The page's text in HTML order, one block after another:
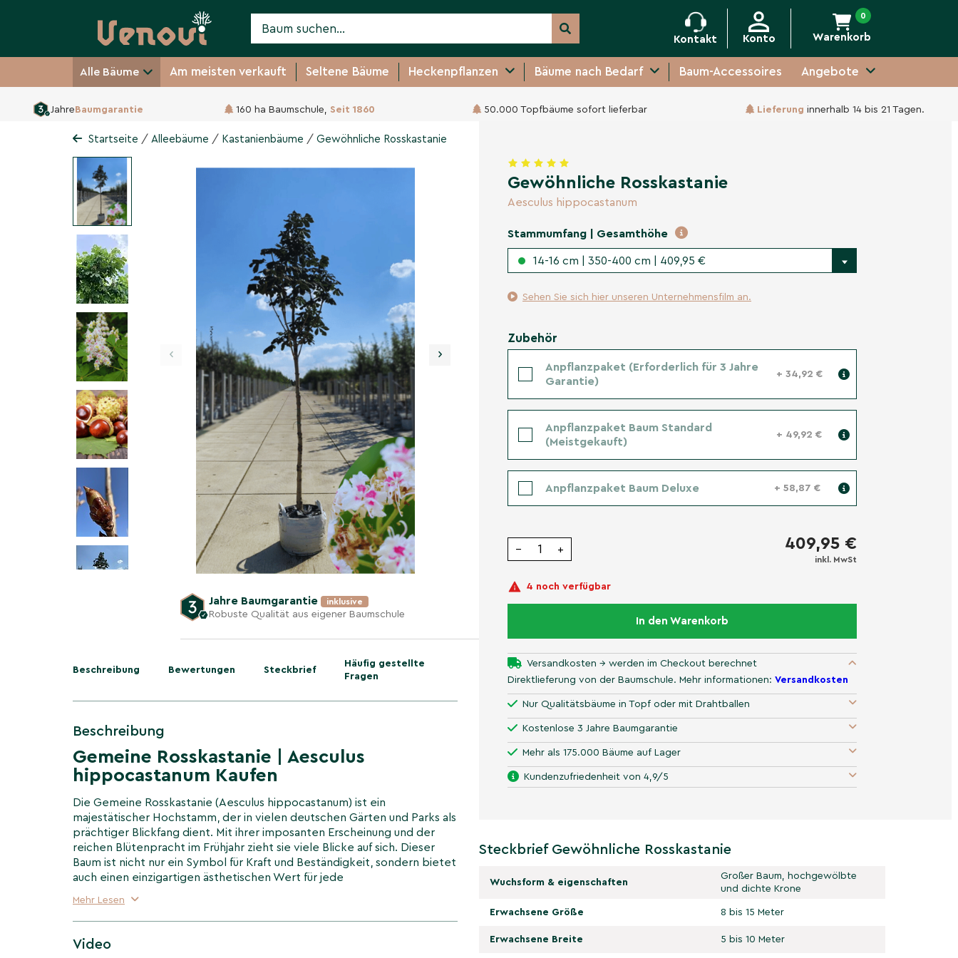
Kontakt Konto Warenkorb
0
Alle Bäume Am meisten verkauft Seltene Bäume Heckenpflanzen Bäume nach Bedarf Baum-Accessoires Angebote
JahreBaumgarantie 160 ha Baumschule, Seit 1860 50.000 Topfbäume sofort lieferbar Lieferung innerhalb 14 bis 21 Tagen.
Gewöhnliche Rosskastanie
Aesculus hippocastanum
Startseite / Alleebäume / Kastanienbäume / Gewöhnliche Rosskastanie
‹ ›
Jahre Baumgarantie inklusive
Robuste Qualität aus eigener Baumschule
Beschreibung Bewertungen Steckbrief
Häufig gestellte
Fragen
Beschreibung
Gemeine Rosskastanie | Aesculus
hippocastanum Kaufen
Die Gemeine Rosskastanie (Aesculus hippocastanum) ist ein
majestätischer Hochstamm, der in vielen deutschen Gärten und Parks als
prächtiger Blickfang dient. Mit ihrer imposanten Erscheinung und der
reichen Blütenpracht im Frühjahr zieht sie viele Blicke auf sich. Dieser
Baum ist nicht nur ein Symbol für Kraft und Beständigkeit, sondern bietet
auch einen einzigartigen ästhetischen Wert für jede
Eigenschaften der Aesculus hippocastanum
Mehr Lesen
Video
Gewöhnliche Rosskastanie
Aesculus hippocastanum
Stammumfang | Gesamthöhe
14-16 cm | 350-400 cm | 409,95 €
Sehen Sie sich hier unseren Unternehmensfilm an.
Zubehör
Anpflanzpaket (Erforderlich für 3 Jahre
Garantie)
+ 34,92 €
Anpflanzpaket Baum Standard
(Meistgekauft)
+ 49,92 €
Anpflanzpaket Baum Deluxe + 58,87 €
− + 409,95 €
inkl. MwSt
4 noch verfügbar
In den Warenkorb
Versandkosten → werden im Checkout berechnet
Direktlieferung von der Baumschule. Mehr informationen: Versandkosten
Nur Qualitätsbäume in Topf oder mit Drahtballen
Kostenlose 3 Jahre Baumgarantie
Mehr als 175.000 Bäume auf Lager
Kundenzufriedenheit von 4,9/5
Steckbrief Gewöhnliche Rosskastanie
Wuchsform & eigenschaften
Großer Baum, hochgewölbte
und dichte Krone
Erwachsene Größe 8 bis 15 Meter
Erwachsene Breite 5 bis 10 Meter